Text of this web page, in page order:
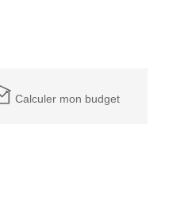
Calculer mon budget